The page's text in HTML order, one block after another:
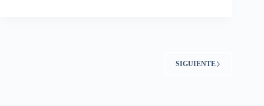
SIGUIENTE